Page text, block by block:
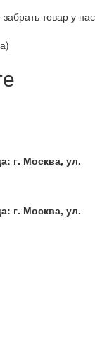
товар у нас
г. Москва, ул.
г. Москва, ул.